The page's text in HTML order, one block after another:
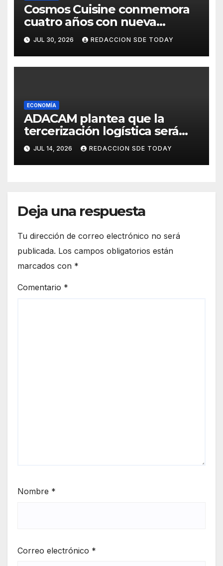
Cosmos Cuisine conmemora
cuatro años con nueva
administración y nuevos
sabores
JUL 30, 2026 REDACCION SDE TODAY
ECONOMÍA
ADACAM plantea que la
tercerización logística será
decisiva para elevar la
competitividad de República
Dominicana
JUL 14, 2026 REDACCION SDE TODAY
Deja una respuesta
Tu dirección de correo electrónico no será
publicada. Los campos obligatorios están
marcados con *
Comentario *
Nombre *
Correo electrónico *